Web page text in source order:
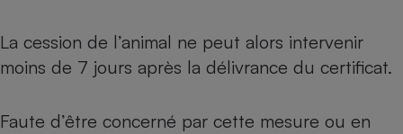
La cession de l’animal ne peut alors intervenir
moins de 7 jours après la délivrance du certificat.
Faute d’être concerné par cette mesure ou en